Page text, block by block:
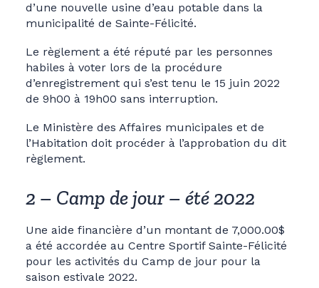
d’une nouvelle usine d’eau potable dans la
municipalité de Sainte-Félicité.
Le règlement a été réputé par les personnes
habiles à voter lors de la procédure
d’enregistrement qui s’est tenu le 15 juin 2022
de 9h00 à 19h00 sans interruption.
Le Ministère des Affaires municipales et de
l’Habitation doit procéder à l’approbation du dit
règlement.
2 – Camp de jour – été 2022
Une aide financière d’un montant de 7,000.00$
a été accordée au Centre Sportif Sainte-Félicité
pour les activités du Camp de jour pour la
saison estivale 2022.